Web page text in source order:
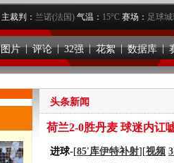
主裁判： 兰诺(法国) 气温： 15°C 赛场： 足球
图片 | 评论 | 32强 | 花絮 | 数据库 |
头条新闻
荷兰2-0胜丹麦 球迷内讧
进球-[85'库伊特补射][视频